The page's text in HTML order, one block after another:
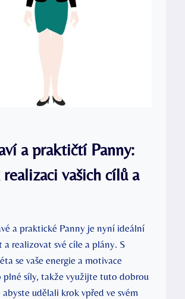
a praktičtí Panny:
vašich cílů a
a praktické Panny je nyní ideální
a realizovat své cíle a plány. S
se vaše energie a motivace
plné síly, takže využijte tuto dobrou
udělali krok vpřed ve svém